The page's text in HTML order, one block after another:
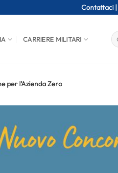
Contattaci |
CARRIERE MILITARI
per l’Azienda Zero